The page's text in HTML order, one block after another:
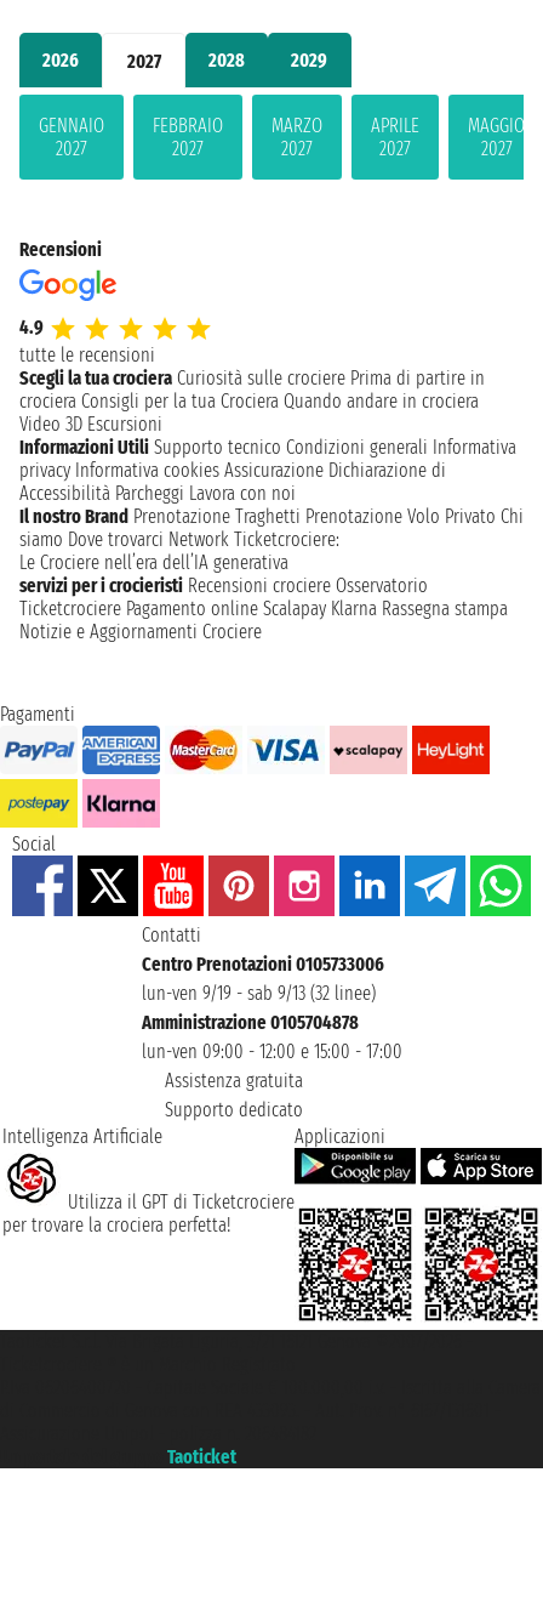
2026 2027 2028 2029
GENNAIO
2027
FEBBRAIO
2027
MARZO
2027
APRILE
2027
MAGGIO
2027
Recensioni
4.9
tutte le recensioni
Scegli la tua crociera Curiosità sulle crociere Prima di partire in
crociera Consigli per la tua Crociera Quando andare in crociera
Video 3D Escursioni
Informazioni Utili Supporto tecnico Condizioni generali Informativa
privacy Informativa cookies Assicurazione Dichiarazione di
Accessibilità Parcheggi Lavora con noi
Il nostro Brand Prenotazione Traghetti Prenotazione Volo Privato Chi
siamo Dove trovarci Network Ticketcrociere:
Le Crociere nell’era dell’IA generativa
servizi per i crocieristi Recensioni crociere Osservatorio
Ticketcrociere Pagamento online Scalapay Klarna Rassegna stampa
Notizie e Aggiornamenti Crociere
Pagamenti
Social
Contatti
Centro Prenotazioni 0105733006
lun-ven 9/19 - sab 9/13 (32 linee)
Amministrazione 0105704878
lun-ven 09:00 - 12:00 e 15:00 - 17:00
Assistenza gratuita
Supporto dedicato
Intelligenza Artificiale
Utilizza il GPT di Ticketcrociere
per trovare la crociera perfetta!
Applicazioni
Taoticket